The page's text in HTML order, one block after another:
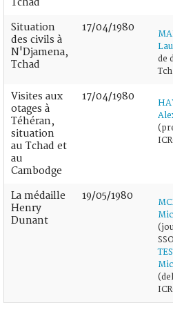
Situation
des civils à
N'Djamena,
Tchad
17/04/1980
de
Visites aux
otages à
Téhéran,
situation
au Tchad et
au
Cambodge
17/04/1980
La médaille
Henry
Dunant
19/05/1980